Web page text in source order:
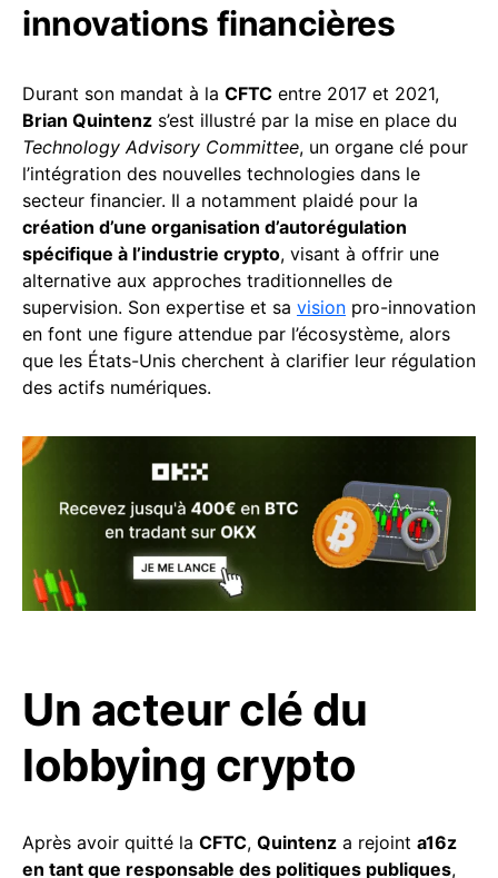
innovations financières
Durant son mandat à la CFTC entre 2017 et 2021,
Brian Quintenz s’est illustré par la mise en place du
Technology Advisory Committee, un organe clé pour
l’intégration des nouvelles technologies dans le
secteur financier. Il a notamment plaidé pour la
création d’une organisation d’autorégulation
spécifique à l’industrie crypto, visant à offrir une
alternative aux approches traditionnelles de
supervision. Son expertise et sa vision pro-innovation
en font une figure attendue par l’écosystème, alors
que les États-Unis cherchent à clarifier leur régulation
des actifs numériques.
Un acteur clé du
lobbying crypto
Après avoir quitté la CFTC, Quintenz a rejoint a16z
en tant que responsable des politiques publiques,